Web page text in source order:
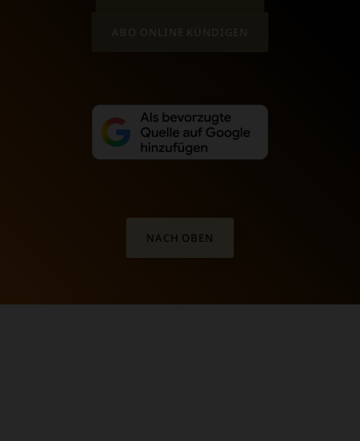
ABO ONLINE KÜNDIGEN
NACH OBEN